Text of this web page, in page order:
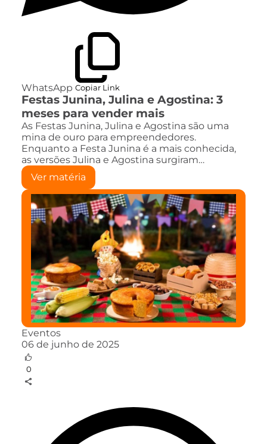
WhatsApp Copiar Link
Festas Junina, Julina e Agostina: 3
meses para vender mais
As Festas Junina, Julina e Agostina são uma
mina de ouro para empreendedores.
Enquanto a Festa Junina é a mais conhecida,
as versões Julina e Agostina surgiram…
Ver matéria
Eventos
06 de junho de 2025
0